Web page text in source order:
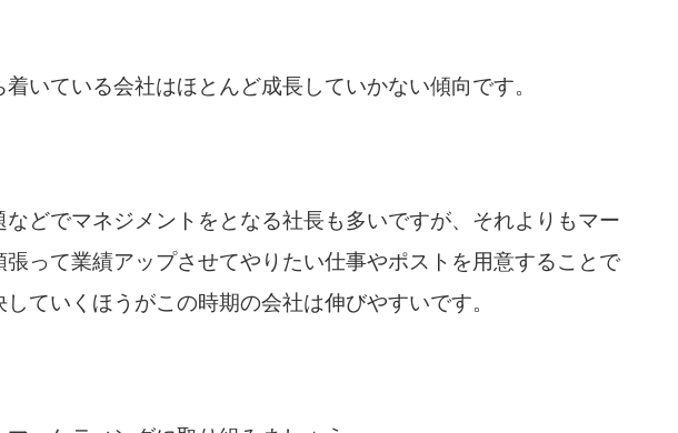
いている会社はほとんど成長していかない傾向です。
などでマネジメントをとなる社長も多いですが、それよりもマー
張って業績アップさせてやりたい仕事やポストを用意することで
していくほうがこの時期の会社は伸びやすいです。